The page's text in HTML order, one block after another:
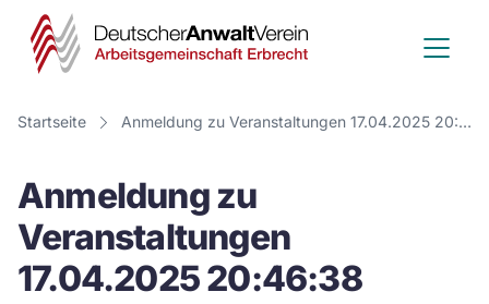
Deutscher
Anwalt
Verein
Startseite Anmeldung zu Veranstaltungen 17.04.2025 20:46:38
Anmeldung zu
Veranstaltungen
17.04.2025 20:46:38